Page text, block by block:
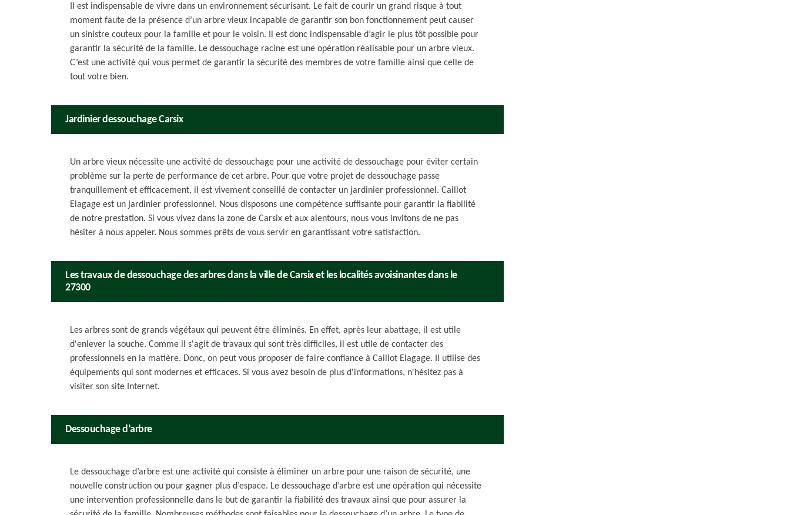
Il est indispensable de vivre dans un environnement sécurisant. Le fait de courir un grand risque à tout
moment faute de la présence d’un arbre vieux incapable de garantir son bon fonctionnement peut causer
un sinistre couteux pour la famille et pour le voisin. Il est donc indispensable d’agir le plus tôt possible pour
garantir la sécurité de la famille. Le dessouchage racine est une opération réalisable pour un arbre vieux.
C’est une activité qui vous permet de garantir la sécurité des membres de votre famille ainsi que celle de
tout votre bien.
Jardinier dessouchage Carsix
Un arbre vieux nécessite une activité de dessouchage pour une activité de dessouchage pour éviter certain
problème sur la perte de performance de cet arbre. Pour que votre projet de dessouchage passe
tranquillement et efficacement, il est vivement conseillé de contacter un jardinier professionnel. Caillot
Elagage est un jardinier professionnel. Nous disposons une compétence suffisante pour garantir la fiabilité
de notre prestation. Si vous vivez dans la zone de Carsix et aux alentours, nous vous invitons de ne pas
hésiter à nous appeler. Nous sommes prêts de vous servir en garantissant votre satisfaction.
Les travaux de dessouchage des arbres dans la ville de Carsix et les localités avoisinantes dans le
27300
Les arbres sont de grands végétaux qui peuvent être éliminés. En effet, après leur abattage, il est utile
d'enlever la souche. Comme il s'agit de travaux qui sont très difficiles, il est utile de contacter des
professionnels en la matière. Donc, on peut vous proposer de faire confiance à Caillot Elagage. Il utilise des
équipements qui sont modernes et efficaces. Si vous avez besoin de plus d'informations, n'hésitez pas à
visiter son site Internet.
Dessouchage d’arbre
Le dessouchage d’arbre est une activité qui consiste à éliminer un arbre pour une raison de sécurité, une
nouvelle construction ou pour gagner plus d’espace. Le dessouchage d’arbre est une opération qui nécessite
une intervention professionnelle dans le but de garantir la fiabilité des travaux ainsi que pour assurer la